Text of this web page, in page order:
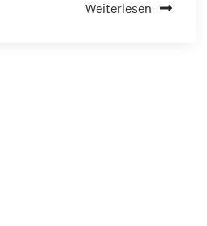
Weiterlesen